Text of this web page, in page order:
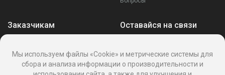
Заказчикам
Ваши запросы
Написать поставщику
Оставайся на связи
Мы используем файлы «Cookie» и метрические системы для
сбора и анализа информации о производительности и